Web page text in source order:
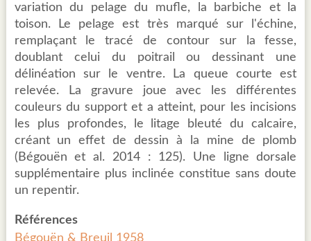
variation du pelage du mufle, la barbiche et la
toison. Le pelage est très marqué sur l'échine,
remplaçant le tracé de contour sur la fesse,
doublant celui du poitrail ou dessinant une
délinéation sur le ventre. La queue courte est
relevée. La gravure joue avec les différentes
couleurs du support et a atteint, pour les incisions
les plus profondes, le litage bleuté du calcaire,
créant un effet de dessin à la mine de plomb
(Bégouën et al. 2014 : 125). Une ligne dorsale
supplémentaire plus inclinée constitue sans doute
un repentir.
Références